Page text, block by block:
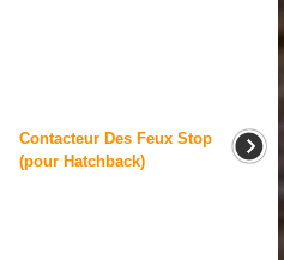
Contacteur Des Feux Stop
(pour Hatchback)